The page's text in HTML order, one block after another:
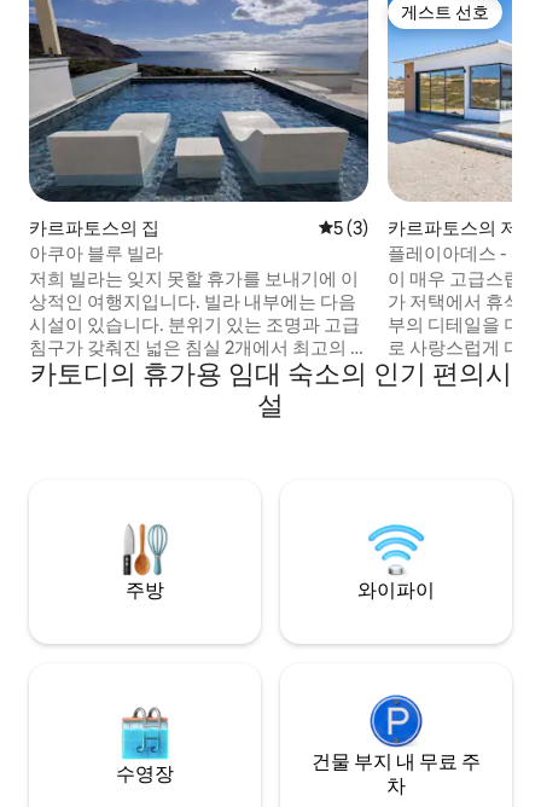
카르파토스의 집 평점 5점(5점 만점), 후기 3
5 (3)
아쿠아 블루 빌라
저희 빌라는 잊지 못할 휴가를 보내기에 이
상적인 여행지입니다. 빌라 내부에는 다음
시설이 있습니다. 분위기 있는 조명과 고급
침구가 갖춰진 넓은 침실 2개에서 최고의 휴
식을 즐기실 수 있습니다. 편안한 공간이 있
는 밝은 거실. 모든 필요 사항을 충족할 수
있도록 시설이 완비된 주방이 갖춰져 있습
식사를 하거나 와인 한 잔을 즐기며 휴식을
게스트 선호
게스트 선호
카르파토스의 저택
플레이아데스 - 바
침실 2개 빌라
이 매우 고급스럽
가 저택에서 휴식
부의 디테일을 더
로 사랑스럽게 디
력적인 느낌을 줍
터에서 바다와 산
한 느낌입니다.
카토디의 휴가용 임대 숙소의 인기 편의시
설
주방 와이파이
수영장
건물 부지 내 무료 주
차